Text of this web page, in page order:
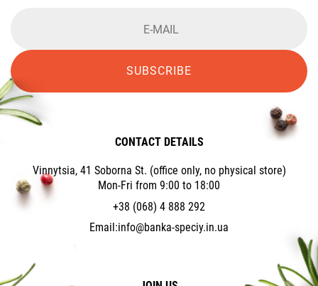
SUBSCRIBE
CONTACT DETAILS
Vinnytsia, 41 Soborna St. (office only, no physical store)
Mon-Fri from 9:00 to 18:00
+38 (068) 4 888 292
Email:info@banka-speciy.in.ua